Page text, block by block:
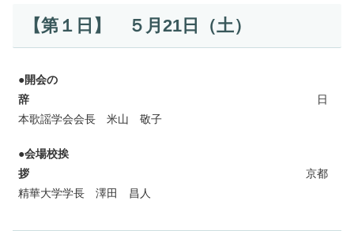
【第１日】 ５月21日（土）
●開会の
辞 日
本歌謡学会会長 米山 敬子
●会場校挨
拶 京都
精華大学学長 澤田 昌人